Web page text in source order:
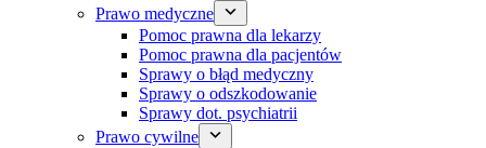
Prawo medyczne
Pomoc prawna dla lekarzy
Pomoc prawna dla pacjentów
Sprawy o błąd medyczny
Sprawy o odszkodowanie
Sprawy dot. psychiatrii
Prawo cywilne